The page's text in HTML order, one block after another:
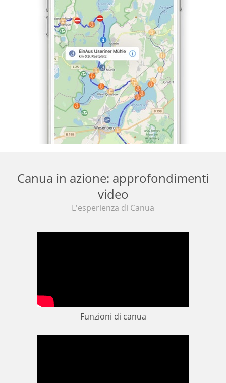
Canua in azione: approfondimenti
video
L'esperienza di Canua
Funzioni di canua